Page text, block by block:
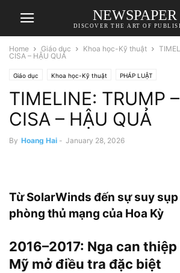
NEWSPAPER
DISCOVER THE ART OF
Home Giáo dục Khoa học-Kỹ thuật
CISA – HẬU QUẢ
Giáo dục Khoa học-Kỹ thuật PHÁP LUẬT
TIMELINE: TRUMP
CISA – HẬU QUẢ
By Hoang Hai - January 28, 2026
Từ SolarWinds đến sự suy
phòng thủ mạng của Hoa Kỳ
2016–2017: Nga can
Mỹ mở điều tra đặc biệt